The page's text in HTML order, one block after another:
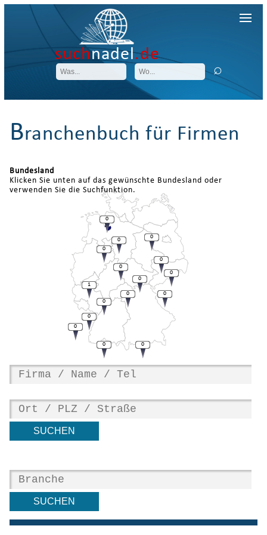
suchnadel.de
Branchenbuch für Firmen
Bundesland
Klicken Sie unten auf das gewünschte Bundesland oder
verwenden Sie die Suchfunktion.
0
0
1
0
0
0
0
0
0
0
0
0
0
0
0
0